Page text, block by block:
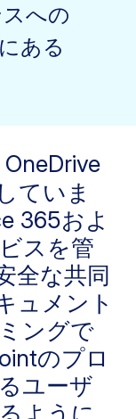
への
ある
ていま
365およ
スを管
全な共同
ュメント
ングで
のプロ
ユーザ
ように